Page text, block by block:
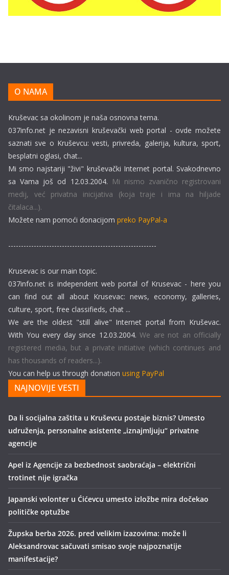
O NAMA
Kruševac sa okolinom je naša osnovna tema.
037info.net je nezavisni kruševački web portal - ovde možete
saznati sve o Kruševcu: vesti, privreda, galerija, kultura, sport,
besplatni oglasi, chat...
Mi smo najstariji "živi" kruševački Internet portal. Svakodnevno
sa Vama još od 12.03.2004. Mi nismo zvanično registrovani
medij, već privatna inicijativa (koja traje i ima na hiljade
čitalaca...).
Možete nam pomoći donacijom preko PayPal-a
----------------------------------------------------------
Krusevac is our main topic.
037info.net is independent web portal of Krusevac - here you
can find out all about Krusevac: news, economy, galleries,
culture, sport, free classifieds, chat ...
We are the oldest "still alive" Internet portal from Kruševac.
With You every day since 12.03.2004. We are not an officially
registered media, but a private initiative (which continues and
has thousands of readers...).
You can help us through donation using PayPal
NAJNOVIJE VESTI
Da li socijalna zaštita u Kruševcu postaje biznis? Umesto
udruženja, personalne asistente „iznajmljuju“ privatne
agencije
Apel iz Agencije za bezbednost saobraćaja – električni
trotinet nije igračka
Japanski volonter u Ćićevcu umesto izložbe mira dočekao
političke optužbe
Župska berba 2026. pred velikim izazovima: može li
Aleksandrovac sačuvati smisao svoje najpoznatije
manifestacije?